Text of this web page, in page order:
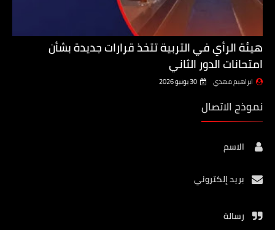
هيئة الرأي في التربية تتخذ قرارات جديدة بشأن
امتحانات الدور الثاني
ابراهيم مهدي 30 يونيو 2026
نموذج الاتصال
الاسم
بريد إلكتروني
رسالة